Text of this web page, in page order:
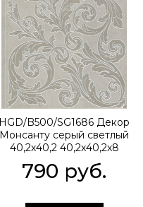
HGD/B500/SG1686 Декор
Монсанту серый светлый
40,2х40,2 40,2x40,2x8
790 руб.